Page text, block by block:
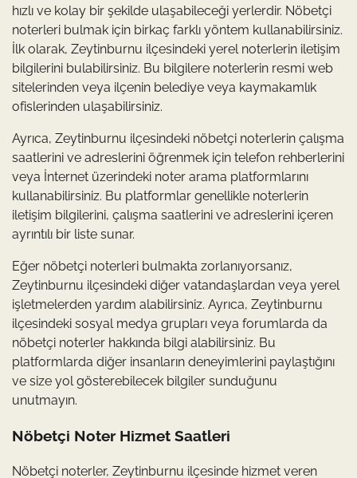
hızlı ve kolay bir şekilde ulaşabileceği yerlerdir. Nöbetçi
noterleri bulmak için birkaç farklı yöntem kullanabilirsiniz.
İlk olarak, Zeytinburnu ilçesindeki yerel noterlerin iletişim
bilgilerini bulabilirsiniz. Bu bilgilere noterlerin resmi web
sitelerinden veya ilçenin belediye veya kaymakamlık
ofislerinden ulaşabilirsiniz.
Ayrıca, Zeytinburnu ilçesindeki nöbetçi noterlerin çalışma
saatlerini ve adreslerini öğrenmek için telefon rehberlerini
veya İnternet üzerindeki noter arama platformlarını
kullanabilirsiniz. Bu platformlar genellikle noterlerin
iletişim bilgilerini, çalışma saatlerini ve adreslerini içeren
ayrıntılı bir liste sunar.
Eğer nöbetçi noterleri bulmakta zorlanıyorsanız,
Zeytinburnu ilçesindeki diğer vatandaşlardan veya yerel
işletmelerden yardım alabilirsiniz. Ayrıca, Zeytinburnu
ilçesindeki sosyal medya grupları veya forumlarda da
nöbetçi noterler hakkında bilgi alabilirsiniz. Bu
platformlarda diğer insanların deneyimlerini paylaştığını
ve size yol gösterebilecek bilgiler sunduğunu
unutmayın.
Nöbetçi Noter Hizmet Saatleri
Nöbetçi noterler, Zeytinburnu ilçesinde hizmet veren